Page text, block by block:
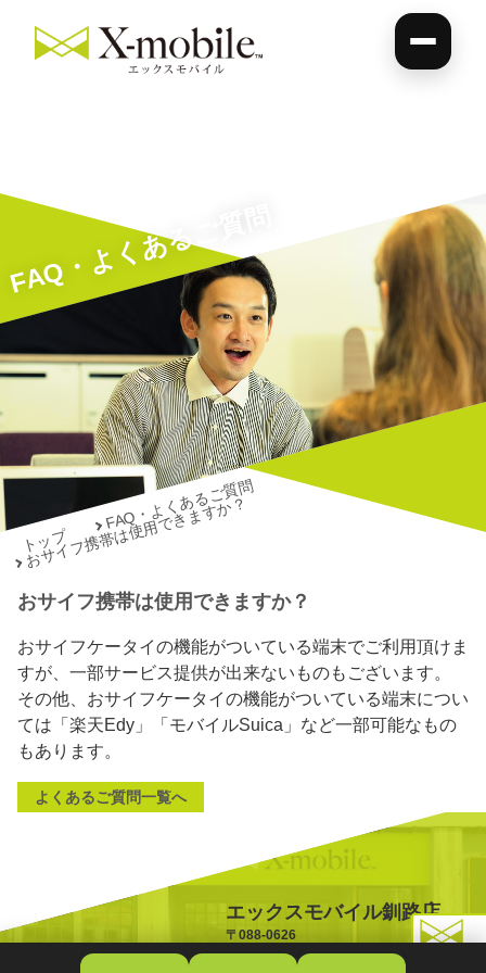
FAQ・よくあるご質問
トップ
FAQ・よくあるご質問
おサイフ携帯は使用できますか？
おサイフ携帯は使用できますか？
おサイフケータイの機能がついている端末でご利用頂けま
すが、一部サービス提供が出来ないものもございます。
その他、おサイフケータイの機能がついている端末につい
ては「楽天Edy」「モバイルSuica」など一部可能なもの
もあります。
よくあるご質問一覧へ
エックスモバイル釧路店
〒088-0626
北海道釧路郡釧路町桂5丁目3